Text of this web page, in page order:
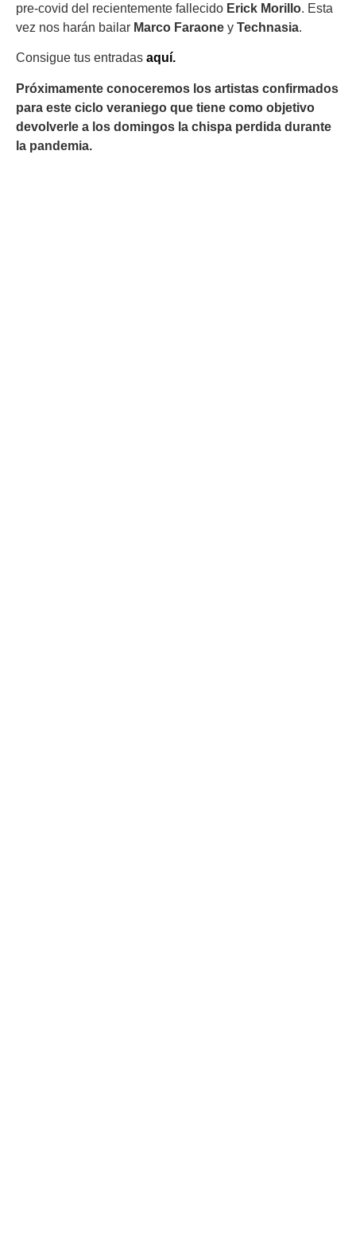
pre-covid del recientemente fallecido Erick Morillo. Esta
vez nos harán bailar Marco Faraone y Technasia.
Consigue tus entradas aquí.
Próximamente conoceremos los artistas confirmados
para este ciclo veraniego que tiene como objetivo
devolverle a los domingos la chispa perdida durante
la pandemia.